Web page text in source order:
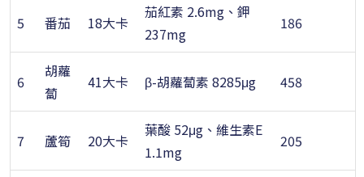
5 番茄 18大卡
茄紅素 2.6mg、鉀
237mg
186
6
胡蘿
蔔
41大卡 β-胡蘿蔔素 8285μg 458
7 蘆筍 20大卡
葉酸 52μg、維生素E
1.1mg
205